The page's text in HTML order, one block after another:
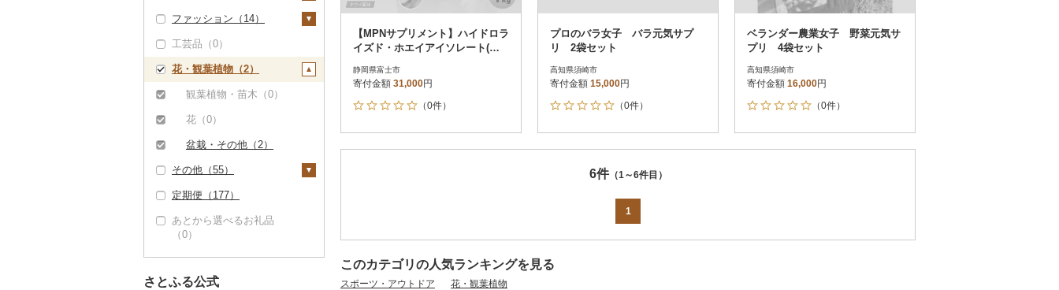
（4）
その他加工品（1,00
こしょう（0）
その他調味料（6）
まな板（0）
土鍋（0）
（1）
（0）
ティッシュ（0）
その他日用品（10）
おもちゃ・ぬいぐるみ
（0）
ご当地キャラクター
スキンケア（34）
化粧水・乳液・美容液
（34）
洗顔（0）
（0）
シャンプー・リンス
（0）
石鹸・ボディーソープ
（0）
入浴剤（0）
アロマ（0）
プロテイン（4）
その他美容（182）
ファッション（14）
鞄・バッグ（0）
洋服（13）
女性・レディース（1
和服（0）
靴・履物（0）
アクセサリー（0）
その他服飾小物（1）
財布（0）
ショール・ストール
（0）
ネクタイ・ベルト
（0）
工芸品（0）
花・観葉植物（2）
観葉植物・苗木（0）
花（0）
盆栽・その他（2）
その他（55）
地域サービス（0）
その他（55）
定期便（177）
あとから選べるお礼品
（0）
さとふる公式
【MPNサプリメント】ハイドロラ
イズド・ホエイアイソレート(キ
静岡県富士市
寄付金額 31,000円
（0件）
プロのバラ女子 バラ元気サプ
リ 2袋セット
高知県須崎市
寄付金額 15,000円
（0件）
ベランダー農業女子 野菜元気サ
プリ 4袋セット
高知県須崎市
寄付金額 16,000円
（0件）
6件（1～6件目）
1
このカテゴリの人気ランキングを見る
スポーツ・アウトドア 花・観葉植物